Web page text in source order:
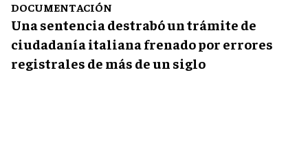
DOCUMENTACIÓN
Una sentencia destrabó un trámite de
ciudadanía italiana frenado por errores
registrales de más de un siglo